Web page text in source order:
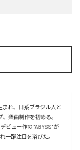
まれ、日系ブラジル人と
楽曲制作を初める。
ビュー作の "ABYSS" が
一躍注目を浴びた。